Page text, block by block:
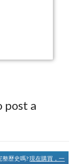
post a
整歷史嗎?現在購買，一